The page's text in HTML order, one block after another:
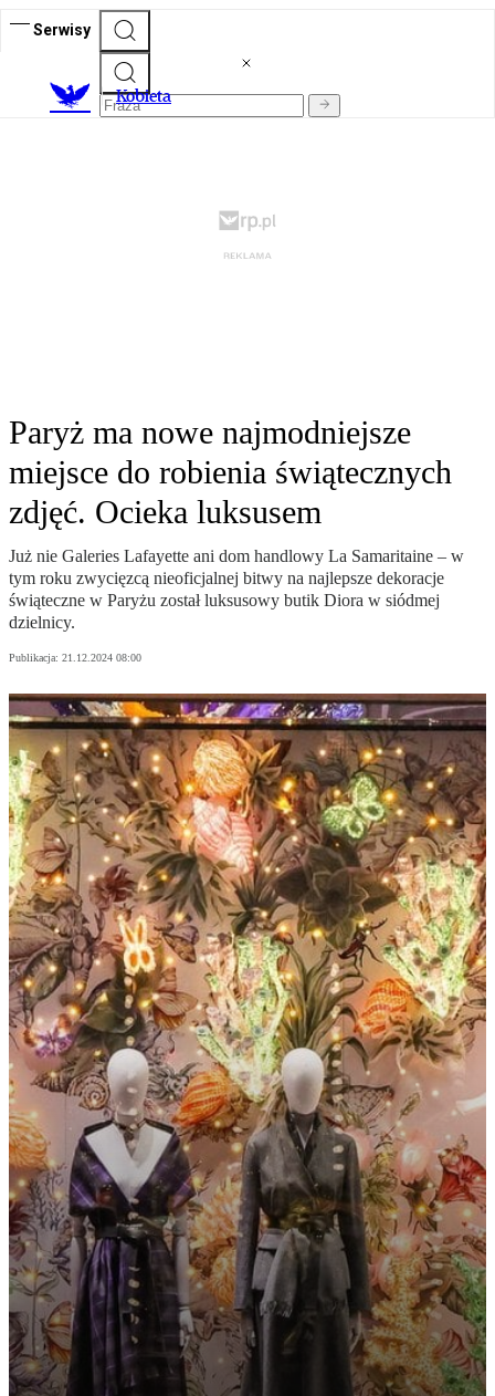
Serwisy
Kobieta
Paryż ma nowe najmodniejsze
miejsce do robienia świątecznych
zdjęć. Ocieka luksusem
Już nie Galeries Lafayette ani dom handlowy La Samaritaine – w
tym roku zwycięzcą nieoficjalnej bitwy na najlepsze dekoracje
świąteczne w Paryżu został luksusowy butik Diora w siódmej
dzielnicy.
Publikacja: 21.12.2024 08:00